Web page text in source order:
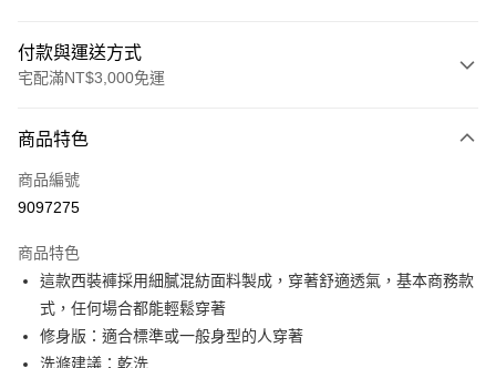
付款與運送方式
宅配滿NT$3,000免運
信用卡一次付款
信用卡分期付款
合作金庫商業銀行
華南商業銀行
彰化商業銀行
上海商業儲蓄銀行
國泰世華商業銀行
兆豐國際商業銀行
臺灣中小企業銀行
6 期 0 利率 每期
華南商業銀行
上海商業儲蓄銀行
台北富邦商業銀行
LINE Pay
Apple Pay
商品特色
商品編號
9097275
商品特色
這款西裝褲採用細膩混紡面料製成，穿著舒適透氣，基本商務款
式，任何場合都能輕鬆穿著
修身版：適合標準或一般身型的人穿著
洗滌建議：乾洗